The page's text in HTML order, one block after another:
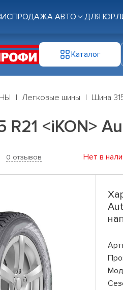
ПРОДАЖА АВТО ДЛЯ
Каталог
Легковые шины Шина
<iKON>
0 отзывов Нет в